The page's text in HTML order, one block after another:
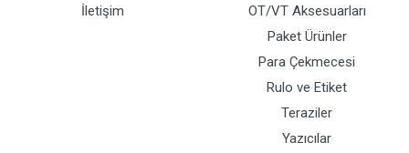
İletişim
OT/VT Aksesuarları
Paket Ürünler
Para Çekmecesi
Rulo ve Etiket
Teraziler
Yazıcılar